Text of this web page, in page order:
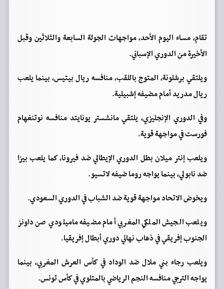
تقام، مساء اليوم الأحد، مواجهات الجولة السابعة والثلاثين وقبل
الأخيرة من الدوري الإسباني.
ويلتقي برشلونة، المتوج باللقب، منافسه ريال بيتيس، بينما يلعب
ريال مدريد أمام مضيفه إشبيلية.
وفي الدوري الإنجليزي، يلتقي مانشستر يونايتد منافسه نوتنغهام
فورست في مواجهة قوية.
ويلعب إنتر ميلان بطل الدوري الإيطالي ضد فيرونا، كما يلعب بيزا
ضد نابولي، بينما يواجه روما ضيفه لاتسيو.
ويخوض الاتحاد مواجهة قوية ضد الشباب في الدوري السعودي.
ويلعب الجيش الملكي المغربي أمام مضيفه ماميلودي صن داونز
الجنوب إفريقي في ذهاب نهائي دوري أبطال إفريقيا.
ويلعب رجاء بني ملال ضد الوداد في كأس العرش المغربي، بينما
يواجه الترجي منافسه النجم الرياضي بالمتلوي في كأس تونس.